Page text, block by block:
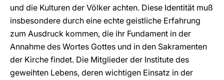
und die Kulturen der Völker achten. Diese Identität muß
insbesondere durch eine echte geistliche Erfahrung
zum Ausdruck kommen, die ihr Fundament in der
Annahme des Wortes Gottes und in den Sakramenten
der Kirche findet. Die Mitglieder der Institute des
geweihten Lebens, deren wichtigen Einsatz in der